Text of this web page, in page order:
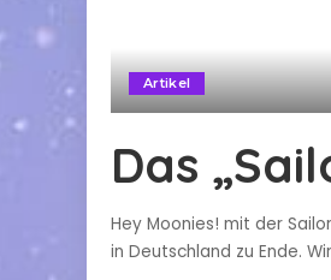
Artikel
Das
Hey Moonies! mit der
in Deutschland zu Ende.